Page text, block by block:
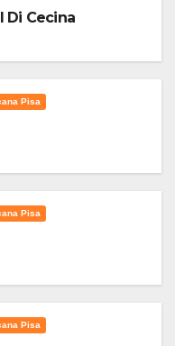
Di Cecina
Pisa
Pisa
Pisa